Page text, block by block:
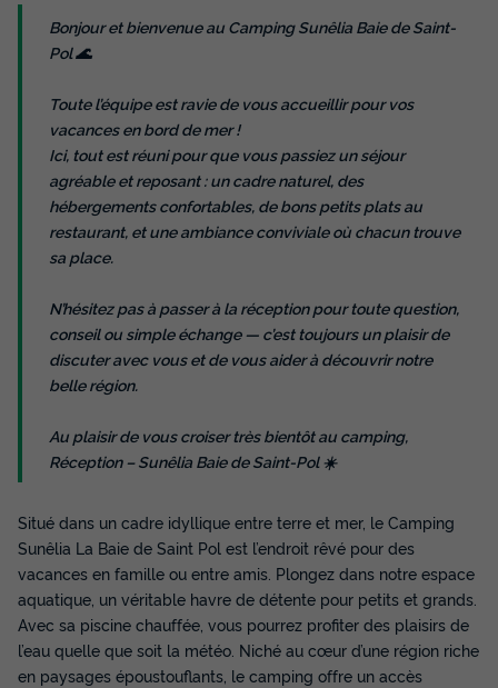
Annulation gratuite
2
Terrasse couverte Animaux autorisés *
Congélateur
Réfrigérateur
+ 3
TENTE 2 personnes - Coco Sweet - 1 chambre - sans
sanitaires
du 21/09/2026 au 28/09/2026
Meilleur prix pour 7 nuits
Modifier les dates
Prix de comparaison
Voir les disponibilités
Bonjour et bienvenue au Camping Sunêlia Baie de Saint-
Pol 🌊
Toute l’équipe est ravie de vous accueillir pour vos
vacances en bord de mer !
Ici, tout est réuni pour que vous passiez un séjour
agréable et reposant : un cadre naturel, des
hébergements confortables, de bons petits plats au
restaurant, et une ambiance conviviale où chacun trouve
sa place.
N’hésitez pas à passer à la réception pour toute question,
conseil ou simple échange — c’est toujours un plaisir de
discuter avec vous et de vous aider à découvrir notre
belle région.
Au plaisir de vous croiser très bientôt au camping,
Réception – Sunêlia Baie de Saint-Pol ☀️
Situé dans un cadre idyllique entre terre et mer, le Camping
Sunêlia La Baie de Saint Pol est l’endroit rêvé pour des
vacances en famille ou entre amis. Plongez dans notre espace
aquatique, un véritable havre de détente pour petits et grands.
Avec sa piscine chauffée, vous pourrez profiter des plaisirs de
l’eau quelle que soit la météo. Niché au cœur d’une région riche
en paysages époustouflants, le camping offre un accès